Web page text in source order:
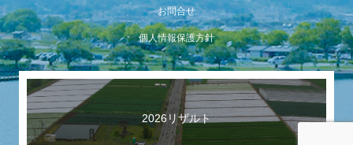
お問合せ
個人情報保護方針
2026リザルト